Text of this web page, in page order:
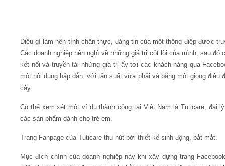
Điều gì làm nên tính chân thực, đáng tin của một thông điệp được
Các doanh nghiệp nên nghĩ về những giá trị cốt lõi của mình, sau đó
kết nối và truyền tải những giá trị ấy tới các khách hàng qua
một nội dung hấp dẫn, với tần suất vừa phải và bằng một giọng điệu
cậy.
Có thể xem xét một ví dụ thành công tại Việt Nam là Tuticare, đại
các sản phẩm dành cho trẻ em.
Trang Fanpage của Tuticare thu hút bởi thiết kế sinh động, bắt mắt.
Mục đích chính của doanh nghiệp này khi xây dựng trang